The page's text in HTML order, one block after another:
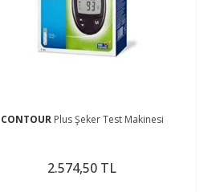
CONTOUR Plus Şeker Test Makinesi
2.574,50 TL